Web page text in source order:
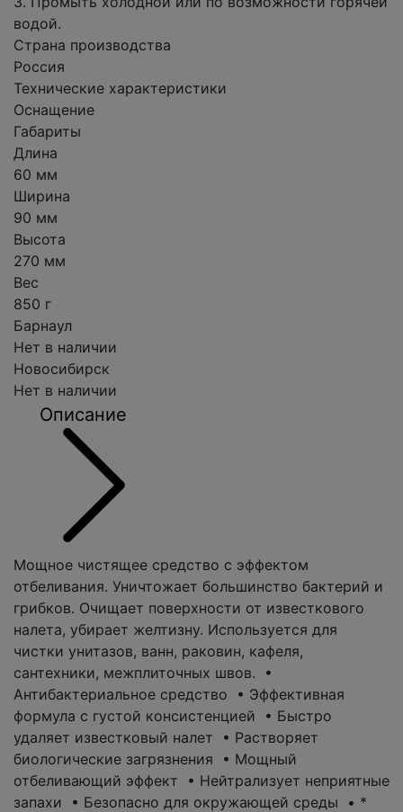
водой.
Страна производства
Россия
Технические характеристики
Оснащение
Габариты
Длина
60 мм
Ширина
90 мм
Высота
270 мм
Вес
850 г
Барнаул
Нет в наличии
Новосибирск
Нет в наличии
Описание
Мощное чистящее средство с эффектом
отбеливания. Уничтожает большинство бактерий и
грибков. Очищает поверхности от известкового
налета, убирает желтизну. Используется для
чистки унитазов, ванн, раковин, кафеля,
сантехники, межплиточных швов. •
Антибактериальное средство • Эффективная
формула с густой консистенцией • Быстро
удаляет известковый налет • Растворяет
биологические загрязнения • Мощный
отбеливающий эффект • Нейтрализует неприятные
запахи • Безопасно для окружающей среды • *